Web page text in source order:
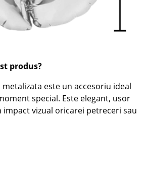
produs?
este un accesoriu ideal
special. Este elegant, usor
impact vizual oricarei petreceri sau